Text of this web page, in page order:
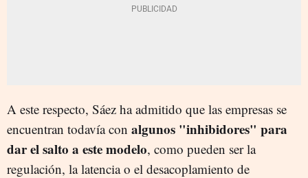
A este respecto, Sáez ha admitido que las empresas se
encuentran todavía con algunos "inhibidores" para
dar el salto a este modelo, como pueden ser la
regulación, la latencia o el desacoplamiento de